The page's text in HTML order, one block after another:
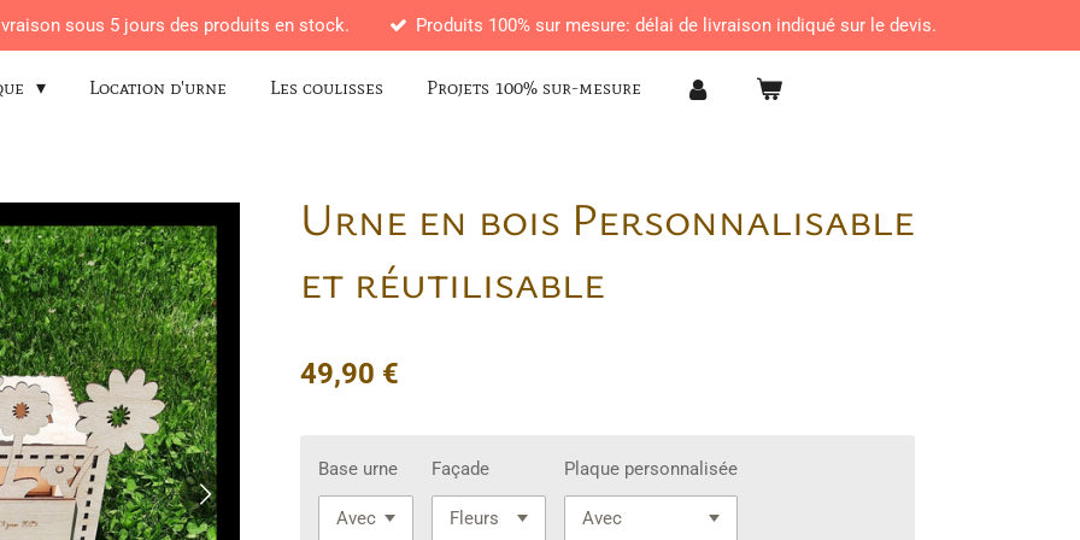
sous 5 jours des produits en stock. Produits 100% sur mesure: délai de livraison indiqué sur le devis.
Location d'urne Les coulisses Projets 100% sur-mesure
Urne en bois Personnalisable
et réutilisable
49,90 €
Base urne Façade Plaque personnalisée